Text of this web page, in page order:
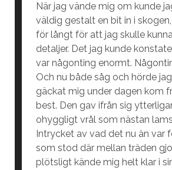
När jag vände mig om kunde
väldig gestalt en bit in i
för långt för att jag skulle
detaljer. Det jag kunde
var någonting enormt.
Och nu både såg och hörde
gäckat mig under dagen kom
best. Den gav ifrån sig
ohyggligt vrål som nästan
Intrycket av vad det nu än var
som stod där mellan träden
plötsligt kände mig helt klar i